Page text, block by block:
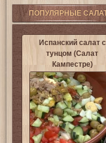
ПОПУЛЯРНЫЕ
Испанский салат с
тунцом (Салат
Кампестре)